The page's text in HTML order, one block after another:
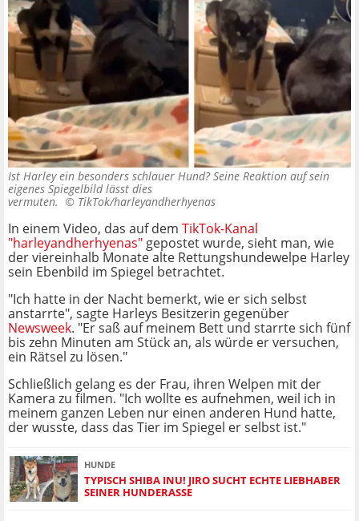
Ist Harley ein besonders schlauer Hund? Seine Reaktion auf sein
eigenes Spiegelbild lässt dies
vermuten. © TikTok/harleyandherhyenas
In einem Video, das auf dem TikTok-Kanal
"harleyandherhyenas" gepostet wurde, sieht man, wie
der viereinhalb Monate alte Rettungshundewelpe Harley
sein Ebenbild im Spiegel betrachtet.
"Ich hatte in der Nacht bemerkt, wie er sich selbst
anstarrte", sagte Harleys Besitzerin gegenüber
Newsweek. "Er saß auf meinem Bett und starrte sich fünf
bis zehn Minuten am Stück an, als würde er versuchen,
ein Rätsel zu lösen."
Schließlich gelang es der Frau, ihren Welpen mit der
Kamera zu filmen. "Ich wollte es aufnehmen, weil ich in
meinem ganzen Leben nur einen anderen Hund hatte,
der wusste, dass das Tier im Spiegel er selbst ist."
HUNDE
TYPISCH SHIBA INU! JIRO SUCHT ECHTE LIEBHABER
SEINER HUNDERASSE